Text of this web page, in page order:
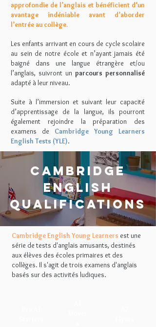
approfondie de l’anglais et bénéficient d‘un
avantage indéniable avant d’aborder
l’entrée au collège.
Les enfants arrivant en cours de cycle scolaire
au sein de notre école et n’ayant jamais été
baigné dans une langue étrangère et/ou
l’anglais, suivront un parcours personnalisé
adapté à leur niveau.
Suite à l’immersion et suivant leur capacité
d’apprentissage de la langue, ils pourront
également rejoindre la préparation des
examens de Cambridge Young Learners
English Tests (YLE).
CAMBRIDGE
ENGLISH
QUALIFICATIONS
Cambridge English Young Learners est une
série de tests d'anglais amusants, destinés
aux élèves des écoles primaires et des
collèges. Il s'agit de trois examens d'anglais
basés sur des activités ludiques.